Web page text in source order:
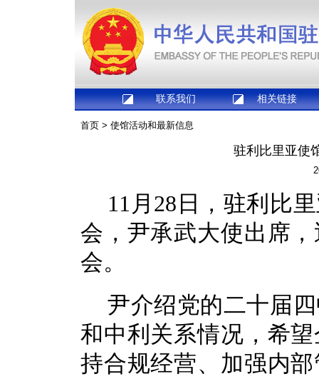
联系我们 相关链接
首页 > 使馆活动和最新信息
驻利比里亚使
11月28日，驻利比
会，尹承武大使出席
会。
尹介绍党的二十届
和中利关系情况，希
持合规经营、加强内